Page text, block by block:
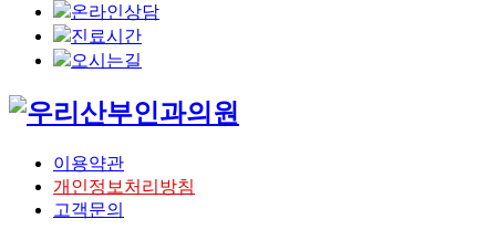
온라인상담
진료시간
오시는길
이용약관
개인정보처리방침
고객문의